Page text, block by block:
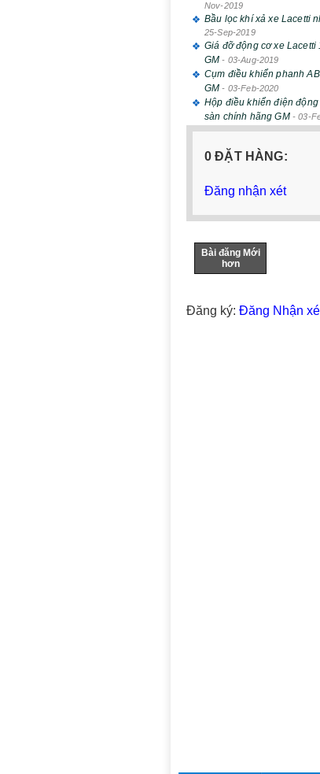
Nov-2019
Bầu lọc khí xả xe Lacetti
25-Sep-2019
Giá đỡ động cơ xe Lacetti
GM - 03-Aug-2019
Cụm điều khiển phanh
GM - 03-Feb-2020
Hộp điều khiển điện
sàn chính hãng GM-03-
0 ĐẶT HÀNG:
Đăng nhận xét
Bài đăng Mới
hơn
Đăng ký: Đăng Nhận